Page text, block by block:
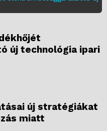
új technológia ipari
új stratégiákat
miatt